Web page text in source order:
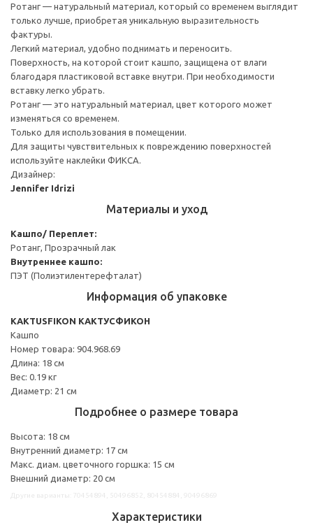
Ротанг — натуральный материал, который со временем выглядит
только лучше, приобретая уникальную выразительность
фактуры.
Легкий материал, удобно поднимать и переносить.
Поверхность, на которой стоит кашпо, защищена от влаги
благодаря пластиковой вставке внутри. При необходимости
вставку легко убрать.
Ротанг — это натуральный материал, цвет которого может
изменяться со временем.
Только для использования в помещении.
Для защиты чувствительных к повреждению поверхностей
используйте наклейки ФИКСА.
Дизайнер:
Jennifer Idrizi
Материалы и уход
Кашпо/ Переплет:
Ротанг, Прозрачный лак
Внутреннее кашпо:
ПЭТ (Полиэтилентерефталат)
Информация об упаковке
KAKTUSFIKON КАКТУСФИКОН
Кашпо
Номер товара: 904.968.69
Длина: 18 см
Вес: 0.19 кг
Диаметр: 21 см
Подробнее о размере товара
Высота: 18 см
Внутренний диаметр: 17 см
Макс. диам. цветочного горшка: 15 см
Внешний диаметр: 20 см
Характеристики